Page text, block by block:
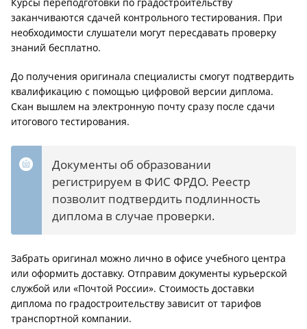
заканчиваются сдачей контрольного тестирования. При
необходимости слушатели могут пересдавать проверку
знаний бесплатно.
До получения оригинала специалисты смогут подтвердить
квалификацию с помощью цифровой версии диплома.
Скан вышлем на электронную почту сразу после сдачи
итогового тестирования.
Документы об образовании
регистрируем в ФИС ФРДО. Реестр
позволит подтвердить подлинность
диплома в случае проверки.
Забрать оригинал можно лично в офисе учебного центра
или оформить доставку. Отправим документы курьерской
службой или «Почтой России». Стоимость доставки
диплома по градостроительству зависит от тарифов
транспортной компании.